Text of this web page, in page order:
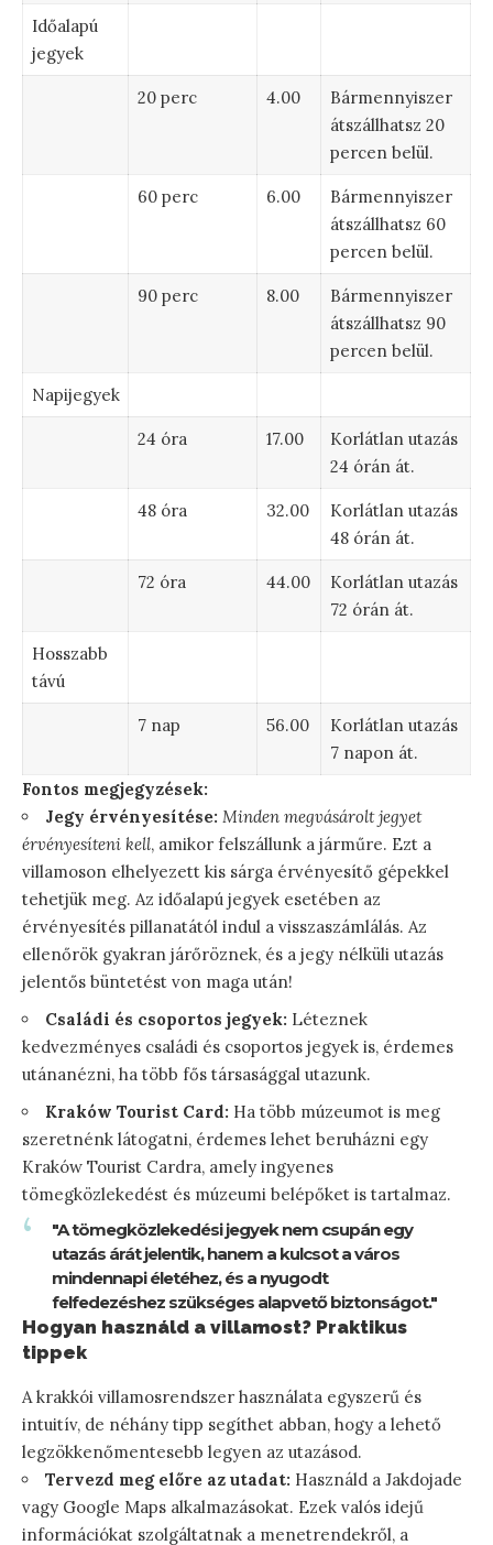
Időalapú
jegyek
20 perc 4.00
Bármennyiszer
átszállhatsz 20
percen belül.
60 perc 6.00
Bármennyiszer
átszállhatsz 60
percen belül.
90 perc 8.00
Bármennyiszer
átszállhatsz 90
percen belül.
Napijegyek
24 óra 17.00
Korlátlan utazás
24 órán át.
48 óra 32.00
Korlátlan utazás
48 órán át.
72 óra 44.00
Korlátlan utazás
72 órán át.
Hosszabb
távú
7 nap 56.00
Korlátlan utazás
7 napon át.
Fontos megjegyzések:
Jegy érvényesítése: Minden megvásárolt jegyet
érvényesíteni kell, amikor felszállunk a járműre. Ezt a
villamoson elhelyezett kis sárga érvényesítő gépekkel
tehetjük meg. Az időalapú jegyek esetében az
érvényesítés pillanatától indul a visszaszámlálás. Az
ellenőrök gyakran járőröznek, és a jegy nélküli utazás
jelentős büntetést von maga után!
Családi és csoportos jegyek: Léteznek
kedvezményes családi és csoportos jegyek is, érdemes
utánanézni, ha több fős társasággal utazunk.
Kraków Tourist Card: Ha több múzeumot is meg
szeretnénk látogatni, érdemes lehet beruházni egy
Kraków Tourist Cardra, amely ingyenes
tömegközlekedést és múzeumi belépőket is tartalmaz.
"A tömegközlekedési jegyek nem csupán egy
utazás árát jelentik, hanem a kulcsot a város
mindennapi életéhez, és a nyugodt
felfedezéshez szükséges alapvető biztonságot."
Hogyan használd a villamost? Praktikus
tippek
A krakkói villamosrendszer használata egyszerű és
intuitív, de néhány tipp segíthet abban, hogy a lehető
legzökkenőmentesebb legyen az utazásod.
Tervezd meg előre az utadat: Használd a Jakdojade
vagy Google Maps alkalmazásokat. Ezek valós idejű
információkat szolgáltatnak a menetrendekről, a